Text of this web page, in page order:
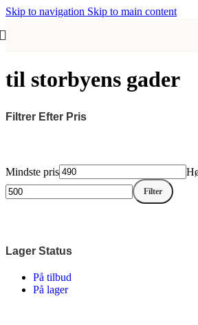
Skip to navigation Skip to main content
til storbyens gader
Filtrer Efter Pris
Mindste pris
Filter
Lager Status
På tilbud
På lager